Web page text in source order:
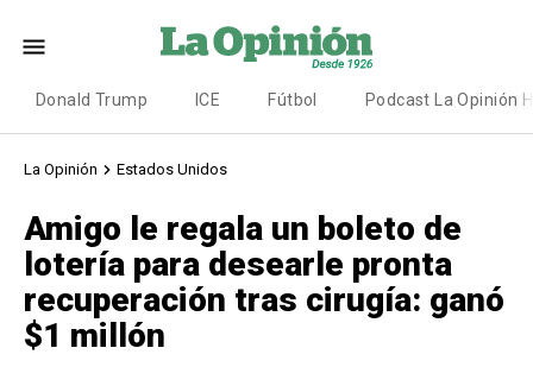
Donald Trump ICE Fútbol Podcast La Opinión
La Opinión Estados Unidos
Amigo le regala un boleto de
lotería para desearle pronta
recuperación tras cirugía: ganó
$1 millón